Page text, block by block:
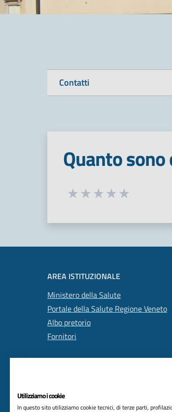
Contatti
Quanto
Seleziona una
AREA ISTITUZIONALE
Ministero della Salute
Portale della Salute Regione Veneto
Albo pretorio
Fornitori
Utilizziamo i cookie
In questo sito utilizziamo cookie tecnici, di terze parti,